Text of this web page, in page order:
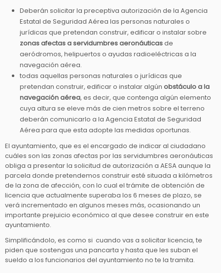
Deberán solicitar la preceptiva autorización de la Agencia
Estatal de Seguridad Aérea las personas naturales o
jurídicas que pretendan construir, edificar o instalar sobre
zonas afectas a servidumbres aeronáuticasde
aeródromos, helipuertos o ayudas radioeléctricas a la
navegación aérea.
todas aquellas personas naturales o jurídicas que
pretendan construir, edificar o instalar algún obstáculo a la
navegación aérea, es decir, que contenga algún elemento
cuya altura se eleve más de cien metros sobre el terreno
deberán comunicarlo a la Agencia Estatal de Seguridad
Aérea para que esta adopte las medidas oportunas.
El ayuntamiento, que es el encargado de indicar al ciudadano
cuáles son las zonas afectas por las servidumbres aeronáuticas
obliga a presentar la solicitud de autorización a AESA aunque la
parcela donde pretendemos construir esté situada a kilómetros
de la zona de afección, con lo cual el trámite de obtención de
licencia que actualmente superaba los 6 meses de plazo, se
verá incrementado en algunos meses más, ocasionando un
importante prejuicio económico al que desee construir en este
ayuntamiento.
Simplificándolo, es como si cuando vas a solicitar licencia, te
piden que sostengas una pancarta y hasta que les suban el
sueldo a los funcionarios del ayuntamiento no te la tramita.